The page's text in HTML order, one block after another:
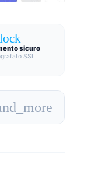
lock
sicuro
SSL